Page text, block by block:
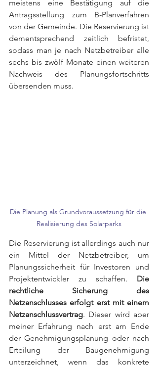
meistens eine Bestätigung auf die
Antragsstellung zum B-Planverfahren
von der Gemeinde. Die Reservierung ist
dementsprechend zeitlich befristet,
sodass man je nach Netzbetreiber alle
sechs bis zwölf Monate einen weiteren
Nachweis des Planungsfortschritts
übersenden muss.
Die Planung als Grundvoraussetzung für die
Realisierung des Solarparks
Die Reservierung ist allerdings auch nur
ein Mittel der Netzbetreiber, um
Planungssicherheit für Investoren und
Projektentwickler zu schaffen. Die
rechtliche Sicherung des
Netzanschlusses erfolgt erst mit einem
Netzanschlussvertrag. Dieser wird aber
meiner Erfahrung nach erst am Ende
der Genehmigungsplanung oder nach
Erteilung der Baugenehmigung
unterzeichnet, wenn das konkrete